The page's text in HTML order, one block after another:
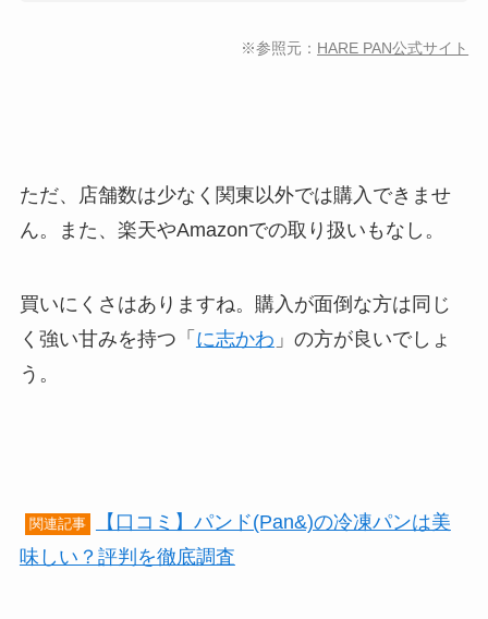
※参照元： HARE PAN公式サイト
ただ、店舗数は少なく関東以外では購入できませ
ん。また、楽天やAmazonでの取り扱いもなし。
買いにくさはありますね。購入が面倒な方は同じ
く強い甘みを持つ「 に志かわ 」の方が良いでしょ
う。
関連記事
【口コミ】パンド(Pan&)の冷凍パンは美
味しい？評判を徹底調査